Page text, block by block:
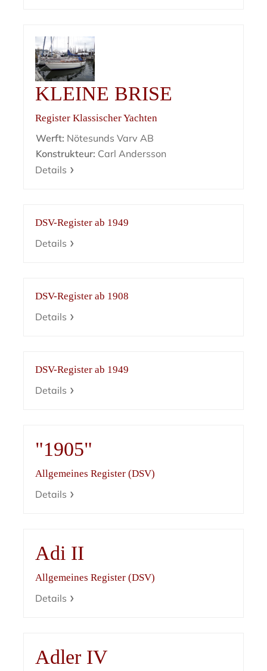
KLEINE BRISE
Register Klassischer Yachten
Werft: Nötesunds Varv AB
Konstrukteur: Carl Andersson
Details
DSV-Register ab 1949
Details
DSV-Register ab 1908
Details
DSV-Register ab 1949
Details
"1905"
Allgemeines Register (DSV)
Details
Adi II
Allgemeines Register (DSV)
Details
Adler IV